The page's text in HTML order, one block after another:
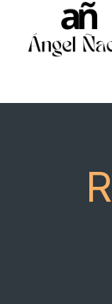
contenido